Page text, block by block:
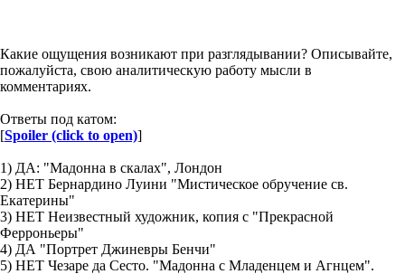
Какие ощущения возникают при разглядывании? Описывайте,
пожалуйста, свою аналитическую работу мысли в
комментариях.
Ответы под катом:
[Spoiler (click to open)]
1) ДА: "Мадонна в скалах", Лондон
2) НЕТ Бернардино Луини "Мистическое обручение св.
Екатерины"
3) НЕТ Неизвестный художник, копия с "Прекрасной
Ферроньеры"
4) ДА "Портрет Джиневры Бенчи"
5) НЕТ Чезаре да Сесто. "Мадонна с Младенцем и Агнцем".